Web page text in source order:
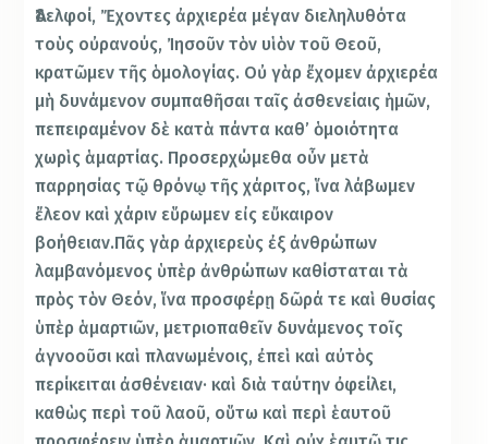
Ἀδελφοί, Ἔχοντες ἀρχιερέα μέγαν διεληλυθότα
τοὺς οὐρανούς, Ἰησοῦν τὸν υἱὸν τοῦ Θεοῦ,
κρατῶμεν τῆς ὁμολογίας. Οὐ γὰρ ἔχομεν ἀρχιερέα
μὴ δυνάμενον συμπαθῆσαι ταῖς ἀσθενείαις ἡμῶν,
πεπειραμένον δὲ κατὰ πάντα καθ’ ὁμοιότητα
χωρὶς ἁμαρτίας. Προσερχώμεθα οὖν μετὰ
παρρησίας τῷ θρόνῳ τῆς χάριτος, ἵνα λάβωμεν
ἔλεον καὶ χάριν εὕρωμεν εἰς εὔκαιρον
βοήθειαν.Πᾶς γὰρ ἀρχιερεὺς ἐξ ἀνθρώπων
λαμβανόμενος ὑπὲρ ἀνθρώπων καθίσταται τὰ
πρὸς τὸν Θεόν, ἵνα προσφέρῃ δῶρά τε καὶ θυσίας
ὑπὲρ ἁμαρτιῶν, μετριοπαθεῖν δυνάμενος τοῖς
ἀγνοοῦσι καὶ πλανωμένοις, ἐπεὶ καὶ αὐτὸς
περίκειται ἀσθένειαν· καὶ διὰ ταύτην ὀφείλει,
καθὼς περὶ τοῦ λαοῦ, οὕτω καὶ περὶ ἑαυτοῦ